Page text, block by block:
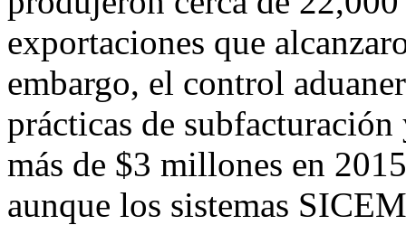
exportaciones que
embargo, el control
prácticas de
más de $3 millones en
aunque los sistemas